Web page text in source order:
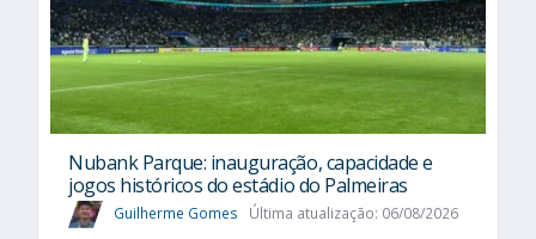
Nubank Parque: inauguração, capacidade e
jogos históricos do estádio do Palmeiras
Guilherme Gomes Última atualização: 06/08/2026